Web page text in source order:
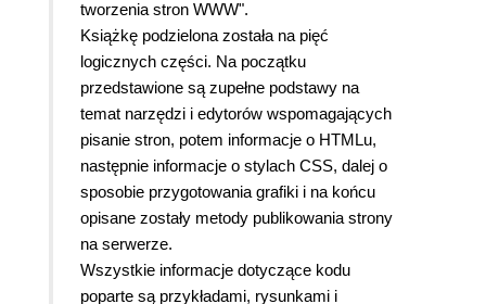
tworzenia stron WWW".
Książkę podzielona została na pięć
logicznych części. Na początku
przedstawione są zupełne podstawy na
temat narzędzi i edytorów wspomagających
pisanie stron, potem informacje o HTMLu,
następnie informacje o stylach CSS, dalej o
sposobie przygotowania grafiki i na końcu
opisane zostały metody publikowania strony
na serwerze.
Wszystkie informacje dotyczące kodu
poparte są przykładami, rysunkami i